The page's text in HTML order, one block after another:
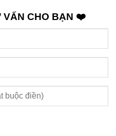
VẤN CHO BẠN ❤️